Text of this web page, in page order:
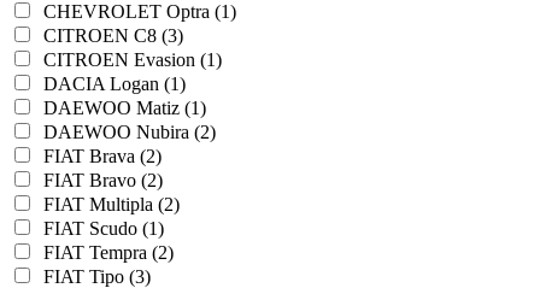
CHEVROLET Optra (1)
CITROEN C8 (3)
CITROEN Evasion (1)
DACIA Logan (1)
DAEWOO Matiz (1)
DAEWOO Nubira (2)
FIAT Brava (2)
FIAT Bravo (2)
FIAT Multipla (2)
FIAT Scudo (1)
FIAT Tempra (2)
FIAT Tipo (3)